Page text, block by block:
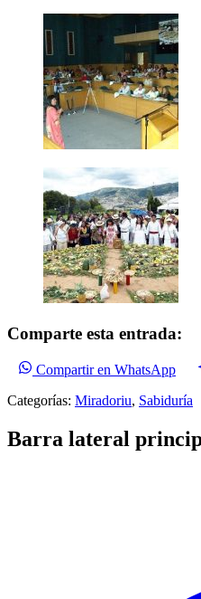
Comparte esta entrada:
Compartir en WhatsApp
Categorías: Miradoriu, Sabiduría
Barra lateral